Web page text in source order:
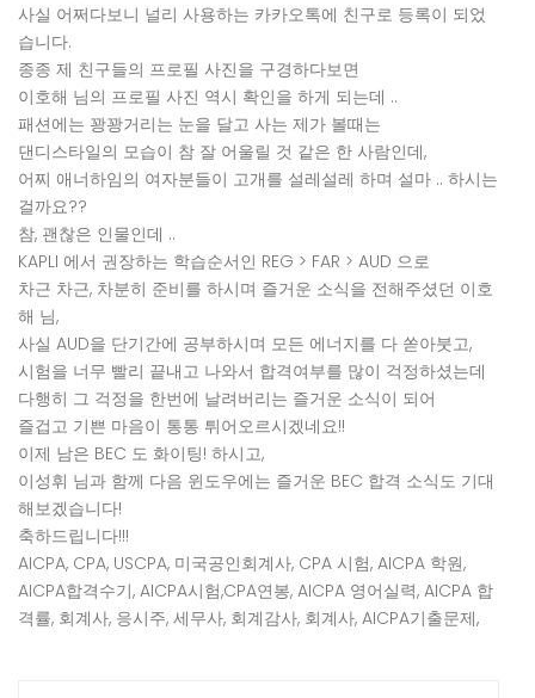
사실 어쩌다보니 널리 사용하는 카카오톡에 친구로 등록이 되었
습니다.
종종 제 친구들의 프로필 사진을 구경하다보면
이호해 님의 프로필 사진 역시 확인을 하게 되는데 ..
패션에는 꽝꽝거리는 눈을 달고 사는 제가 볼때는
댄디스타일의 모습이 참 잘 어울릴 것 같은 한 사람인데,
어찌 애너하임의 여자분들이 고개를 설레설레 하며 설마 .. 하시는
걸까요??
참, 괜찮은 인물인데 ..
KAPLI 에서 권장하는 학습순서인 REG > FAR > AUD 으로
차근 차근, 차분히 준비를 하시며 즐거운 소식을 전해주셨던 이호
해 님,
사실 AUD을 단기간에 공부하시며 모든 에너지를 다 쏟아붓고,
시험을 너무 빨리 끝내고 나와서 합격여부를 많이 걱정하셨는데
다행히 그 걱정을 한번에 날려버리는 즐거운 소식이 되어
즐겁고 기쁜 마음이 통통 튀어오르시겠네요!!
이제 남은 BEC 도 화이팅! 하시고,
이성휘 님과 함께 다음 윈도우에는 즐거운 BEC 합격 소식도 기대
해보겠습니다!
축하드립니다!!!
AICPA, CPA, USCPA, 미국공인회계사, CPA 시험, AICPA 학원,
AICPA합격수기, AICPA시험,CPA연봉, AICPA 영어실력, AICPA 합
격률, 회계사, 응시주, 세무사, 회계감사, 회계사, AICPA기출문제,